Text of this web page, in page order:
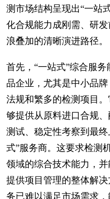
测市场结构呈现出“一站
化合规能力成刚需、研
浪叠加的清晰演进路径。
首先，“一站式”综合服
品企业，尤其是中小品
法规和繁多的检测项目
够提供从原料进口合规
测试、稳定性考察到最
式”服务商。这要求检测
领域的综合技术能力，
提供项目管理的整体解
务已难以满足市场需求